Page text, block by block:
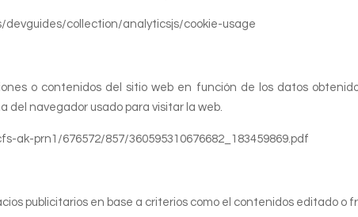
devguides/collection/analyticsjs/cookie-usage
o contenidos del sitio web en función de los datos
del navegador usado para visitar la web.
prn1/676572/857/360595310676682_183459869.pdf
publicitarios en base a criterios como el contenidos editado o